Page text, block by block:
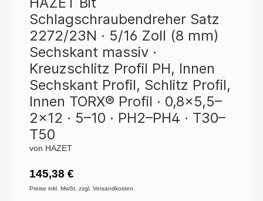
Schlagschraubendreher Satz
2272/23N · 5/16 Zoll (8 mm)
Sechskant massiv ·
Kreuzschlitz Profil PH, Innen
Sechskant Profil, Schlitz Profil,
Innen TORX® Profil · 0,8x5,5–
2x12 · 5–10 · PH2–PH4 · T30–
T50
von HAZET
145,38 €
Preise inkl. MwSt. zzgl. Versandkosten